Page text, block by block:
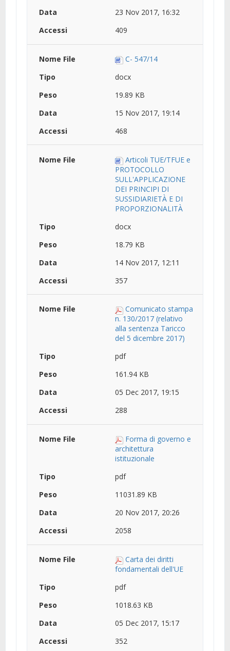
23 Nov 2017, 16:32
409
C- 547/14
docx
19.89 KB
15 Nov 2017, 19:14
468
Articoli TUE/TFUE e
PROTOCOLLO
SULL'APPLICAZIONE
DEI PRINCIPI DI
SUSSIDIARIETÀ E DI
PROPORZIONALITÀ
docx
18.79 KB
14 Nov 2017, 12:11
357
Comunicato stampa
n. 130/2017 (relativo
alla sentenza Taricco
del 5 dicembre 2017)
pdf
161.94 KB
05 Dec 2017, 19:15
288
Forma di governo e
architettura
istituzionale
pdf
11031.89 KB
20 Nov 2017, 20:26
2058
Carta dei diritti
fondamentali dell'UE
pdf
1018.63 KB
05 Dec 2017, 15:17
352